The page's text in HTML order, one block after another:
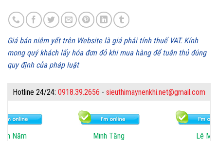
Giá bán niêm yết trên Website là giá phải tính thuế VAT. Kính
mong quý khách lấy hóa đơn đỏ khi mua hàng để tuân thủ đúng
quy định của pháp luật
Hotline 24/24: 0918.39.2656 - sieuthimaynenkhi.net@gmail.com
Minh
Tăng
Lê Mai